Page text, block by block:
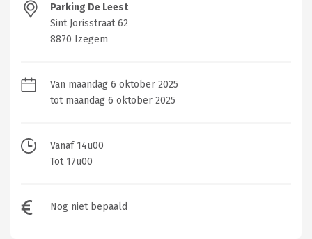
Parking De Leest
Sint Jorisstraat 62
8870 Izegem
Van maandag 6 oktober 2025
tot maandag 6 oktober 2025
Vanaf 14u00
Tot 17u00
Nog niet bepaald